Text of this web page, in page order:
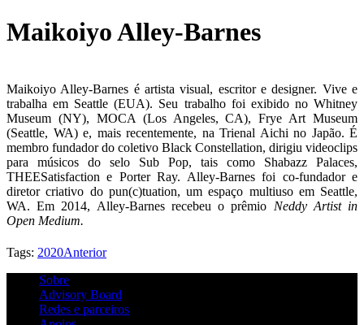
Maikoiyo Alley-Barnes
Maikoiyo Alley-Barnes é artista visual, escritor e designer. Vive e
trabalha em Seattle (EUA). Seu trabalho foi exibido no Whitney
Museum (NY), MOCA (Los Angeles, CA), Frye Art Museum
(Seattle, WA) e, mais recentemente, na Trienal Aichi no Japão. É
membro fundador do coletivo Black Constellation, dirigiu videoclips
para músicos do selo Sub Pop, tais como Shabazz Palaces,
THEESatisfaction e Porter Ray. Alley-Barnes foi co-fundador e
diretor criativo do pun(c)tuation, um espaço multiuso em Seattle,
WA. Em 2014, Alley-Barnes recebeu o prêmio Neddy Artist in
Open Medium.
Tags: 2020Anterior
Sobre
Advisory Board
Redes e parceiros